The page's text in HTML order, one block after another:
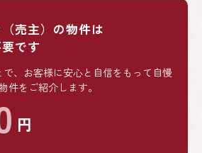
売主）の物件は
です
、お客様に安心と自信をもって自慢
件をご紹介します。
円